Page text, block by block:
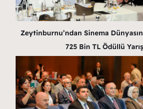
Zeytinburnu’ndan Sinema
725 Bin TL Ödüllü